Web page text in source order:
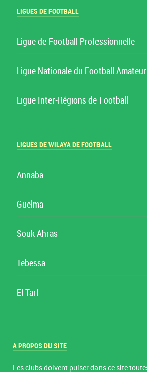
LIGUES DE FOOTBALL
Ligue de Football Professionnelle
Ligue Nationale du Football Amateur
Ligue Inter-Régions de Football
LIGUES DE WILAYA DE FOOTBALL
Annaba
Guelma
Souk Ahras
Tebessa
El Tarf
A PROPOS DU SITE
Les clubs doivent puiser dans ce site